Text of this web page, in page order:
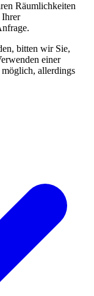
Räumlichkeiten
Ihrer
bitten wir Sie,
einer
allerdings